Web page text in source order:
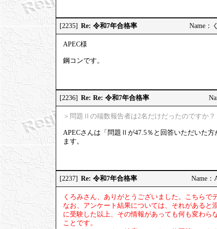
[2235] Re: 令和7年合格率 Name：
APEC様
鋼コンです。
[2236] Re: Re: 令和7年合格率
＞問題Ⅱの端数報告者は2名だけだったのですか？
APECさんは「問題Ⅱが47.5％と回答いただいた
ます。
[2237] Re: 令和7年合格率 Name：
くろみさん、ありがとうございました。こちらで
なお、アンケート結果については、それがある
に受験した以上、その情報があっても何も変わ
ことです。